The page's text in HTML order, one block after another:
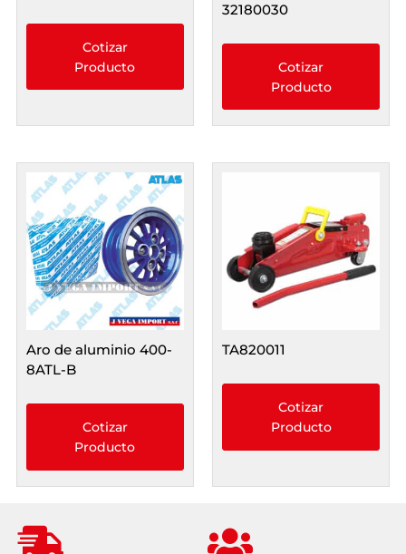
Cotizar
Producto
32180030
Cotizar
Producto
Aro de aluminio 400-
8ATL-B
Cotizar
Producto
TA820011
Cotizar
Producto